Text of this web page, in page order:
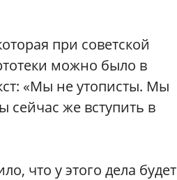
при советской
можно было в
«Мы не утописты. Мы
же вступить в
что у этого дела будет